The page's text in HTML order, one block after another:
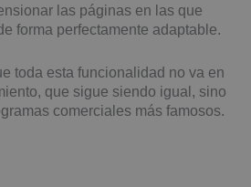
las páginas en las que
forma perfectamente adaptable.
toda esta funcionalidad no va en
que sigue siendo igual, sino
comerciales más famosos.